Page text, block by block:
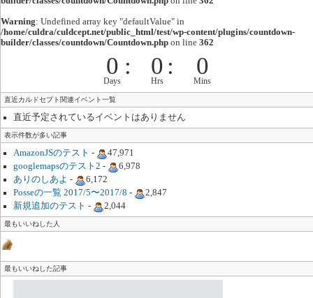
Warning: Undefined array key "defaultValue" in
/home/culdra/culdcept.net/public_html/test/wp-content/plugins/countdown-
builder/classes/countdown/Countdown.php on line 362
0
Days
: 0
Hrs
: 0
Mins
直近カルドセプト関連イベント一覧
直近予定されているイベントはありません
表示件数が多い記事
AmazonJSのテスト -
47,971
googlemapsのテスト2 -
6,978
ありのしあよ -
6,172
Posseの一覧 2017/5〜2017/8 -
2,847
新規追加のテスト - 2,044
最もいいねした人
最もいいねした記事